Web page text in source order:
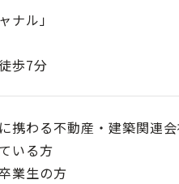
ナル」
歩7分
携わる不動産・建築関連
いる方
業生の方